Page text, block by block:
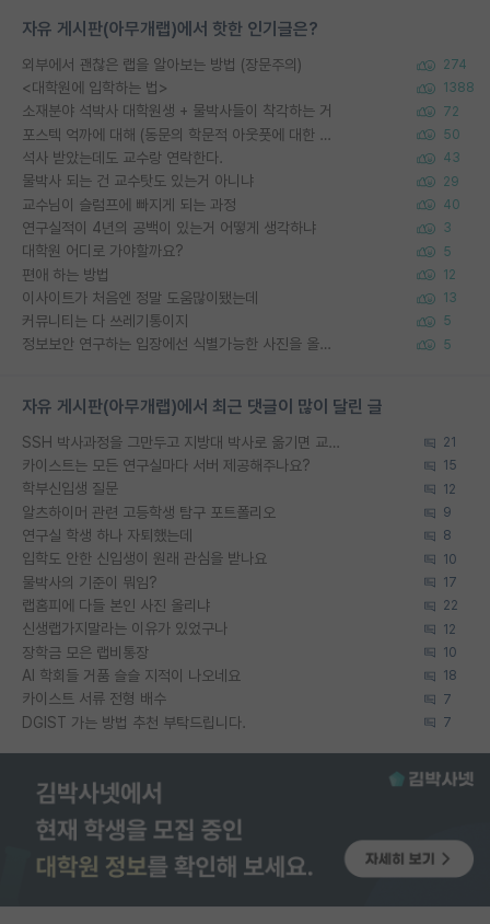
자유 게시판(아무개랩)에서 핫한 인기글은?
외부에서 괜찮은 랩을 알아보는 방법 (장문주의) 274
<대학원에 입학하는 법> 1388
소재분야 석박사 대학원생 + 물박사들이 착각하는 거 72
포스텍 억까에 대해 (동문의 학문적 아웃풋에 대한 반박) 50
석사 받았는데도 교수랑 연락한다. 43
물박사 되는 건 교수탓도 있는거 아니냐 29
교수님이 슬럼프에 빠지게 되는 과정 40
연구실적이 4년의 공백이 있는거 어떻게 생각하냐 3
대학원 어디로 가야할까요? 5
편애 하는 방법 12
이사이트가 처음엔 정말 도움많이됐는데 13
커뮤니티는 다 쓰레기통이지 5
정보보안 연구하는 입장에선 식별가능한 사진을 올리는건 비추이긴함 5
자유 게시판(아무개랩)에서 최근 댓글이 많이 달린 글
SSH 박사과정을 그만두고 지방대 박사로 옮기면 교수의 꿈은 끝일까요? 21
카이스트는 모든 연구실마다 서버 제공해주나요? 15
학부신입생 질문 12
알츠하이머 관련 고등학생 탐구 포트폴리오 9
연구실 학생 하나 자퇴했는데 8
입학도 안한 신입생이 원래 관심을 받나요 10
물박사의 기준이 뭐임? 17
랩홈피에 다들 본인 사진 올리냐 22
신생랩가지말라는 이유가 있었구나 12
장학금 모은 랩비통장 10
AI 학회들 거품 슬슬 지적이 나오네요 18
카이스트 서류 전형 배수 7
DGIST 가는 방법 추천 부탁드립니다. 7